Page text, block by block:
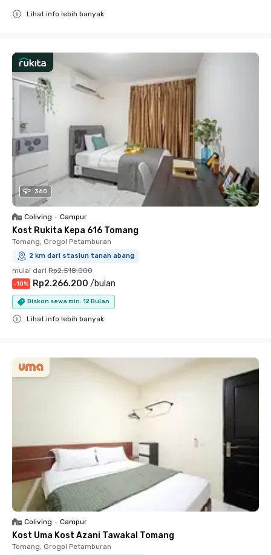
Lihat info lebih banyak
360
Coliving • Campur
Kost Rukita Kepa 616 Tomang
Tomang, Grogol Petamburan
2 km dari stasiun tanah abang
mulai dari Rp2.518.000
-10% Rp2.266.200 /bulan
Diskon sewa min. 12 Bulan
Lihat info lebih banyak
Coliving • Campur
Kost Uma Kost Azani Tawakal Tomang
Tomang, Grogol Petamburan